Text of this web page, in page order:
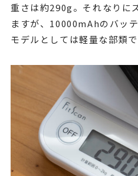
重さは約290g。それなりに
ますが、10000mAhのバッ
モデルとしては軽量な部類で